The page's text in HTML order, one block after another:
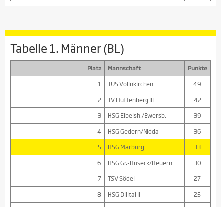
Tabelle 1. Männer (BL)
Platz Mannschaft
Punkte
1
TUS Vollnkirchen
49
2
TV Hüttenberg III
42
3
HSG Eibelsh./Ewersb.
39
4
HSG Gedern/Nidda
36
5
HSG Marburg
33
6
HSG Gr.-Buseck/Beuern
30
7
TSV Södel
27
8
HSG Dilltal II
25